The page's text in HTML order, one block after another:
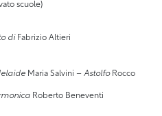
scuole)
di Fabrizio Altieri
Maria Salvini – AstolfoRocco
Roberto Beneventi